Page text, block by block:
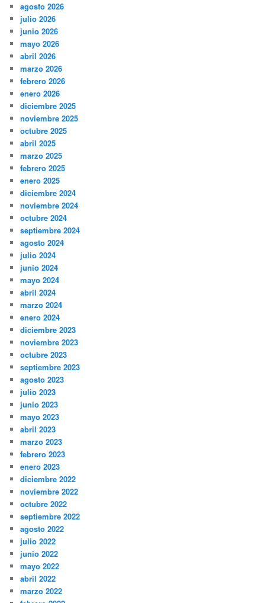
agosto 2026
julio 2026
junio 2026
mayo 2026
abril 2026
marzo 2026
febrero 2026
enero 2026
diciembre 2025
noviembre 2025
octubre 2025
abril 2025
marzo 2025
febrero 2025
enero 2025
diciembre 2024
noviembre 2024
octubre 2024
septiembre 2024
agosto 2024
julio 2024
junio 2024
mayo 2024
abril 2024
marzo 2024
enero 2024
diciembre 2023
noviembre 2023
octubre 2023
septiembre 2023
agosto 2023
julio 2023
junio 2023
mayo 2023
abril 2023
marzo 2023
febrero 2023
enero 2023
diciembre 2022
noviembre 2022
octubre 2022
septiembre 2022
agosto 2022
julio 2022
junio 2022
mayo 2022
abril 2022
marzo 2022